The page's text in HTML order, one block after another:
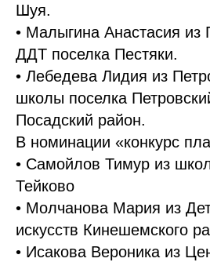
Шуя.
• Малыгина Анастасия из
ДДТ поселка Пестяки.
• Лебедева Лидия из
школы поселка
Посадский район.
В номинации «конкурс
• Самойлов Тимур из
Тейково
• Молчанова Мария из
искусств Кинешемского
• Исакова Вероника из